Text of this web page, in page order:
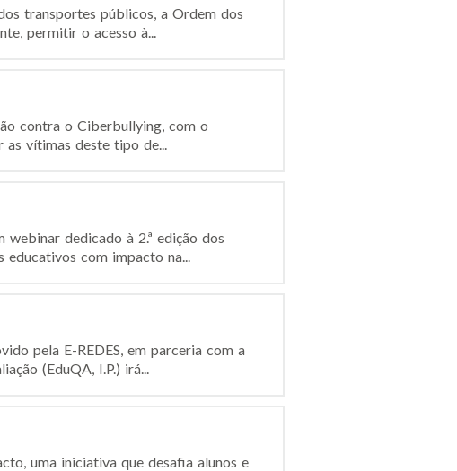
transportes públicos, a Ordem dos
permitir o acesso à...
contra o Ciberbullying, com o
vítimas deste tipo de...
dedicado à 2.ª edição dos
educativos com impacto na...
pela E-REDES, em parceria com a
(EduQA, I.P.) irá...
uma iniciativa que desafia alunos e